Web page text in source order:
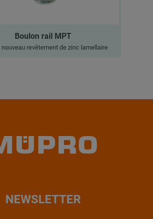
Boulon rail MPT
nouveau revêtement de zinc lamellaire
NEWSLETTER